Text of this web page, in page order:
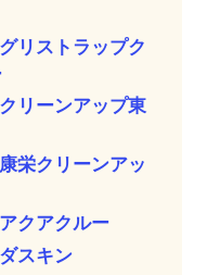
リストラップク
リーンアップ東
栄クリーンアッ
クアクルー
スキン